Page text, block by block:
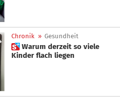
Chronik » Gesundheit
 Warum derzeit so viele
Kinder flach liegen